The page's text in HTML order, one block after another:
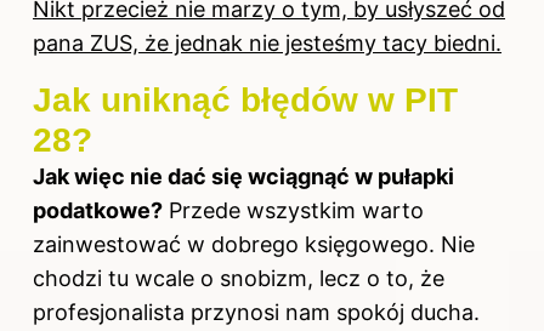
Nikt przecież nie marzy o tym, by usłyszeć od
pana ZUS, że jednak nie jesteśmy tacy biedni.
Jak uniknąć błędów w PIT
28?
Jak więc nie dać się wciągnąć w pułapki
podatkowe? Przede wszystkim warto
zainwestować w dobrego księgowego. Nie
chodzi tu wcale o snobizm, lecz o to, że
profesjonalista przynosi nam spokój ducha.